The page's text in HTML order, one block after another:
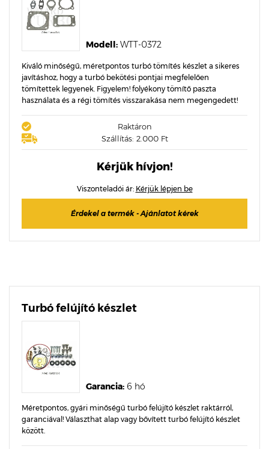
Modell: WTT-0372
Kiváló minőségű, méretpontos turbó tömítés készlet a sikeres
javításhoz, hogy a turbó bekötési pontjai megfelelően
tömítettek legyenek. Figyelem! folyékony tömítő paszta
használata és a régi tömítés visszarakása nem megengedett!
Raktáron
Szállítás: 2.000 Ft
Kérjük hívjon!
Viszonteladói ár: Kérjük lépjen be
Érdekel a termék - Ajánlatot kérek
Turbó felújító készlet
Garancia: 6 hó
Méretpontos, gyári minőségű turbó felújító készlet raktárról,
garanciával! Választhat alap vagy bővített turbó felújító készlet
között.